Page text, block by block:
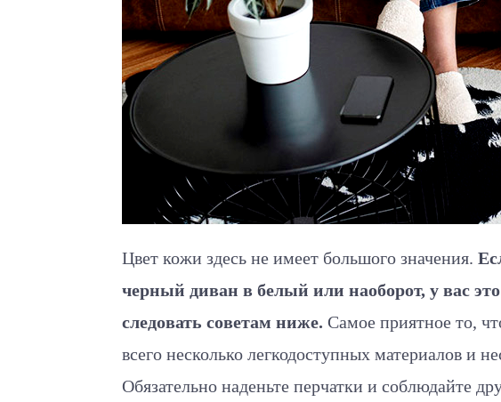
Цвет кожи здесь не имеет большого значения.
черный диван в белый или наоборот, у вас это
следовать советам ниже. Самое приятное то,
всего несколько легкодоступных материалов и
Обязательно наденьте перчатки и соблюдайте